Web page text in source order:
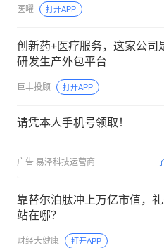
医曜 打开APP
创新药+医疗服务，这家公司
研发生产外包平台
巨丰投顾 打开APP
请凭本人手机号领取！
广告 易泽科技运营商
靠替尔泊肽冲上万亿市值，
站在哪？
财经大健康 打开APP